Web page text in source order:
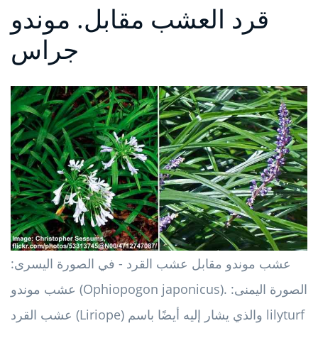
قرد العشب مقابل. موندو
جراس
عشب موندو مقابل عشب القرد - في الصورة اليسرى:
عشب موندو (Ophiopogon japonicus). الصورة اليمنى:
عشب القرد (Liriope) والذي يشار إليه أيضًا باسم lilyturf